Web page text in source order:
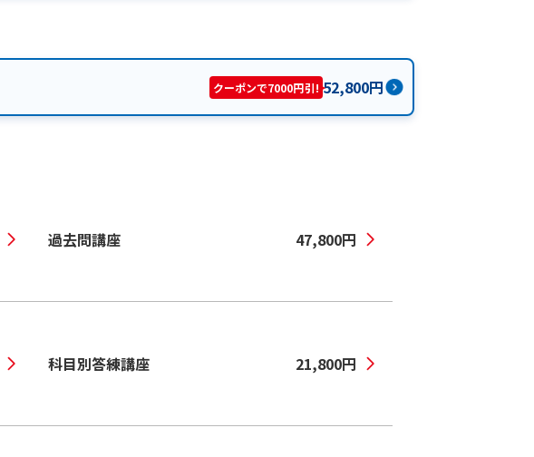
クーポンで7000円引! 52,800円
過去問講座 47,800円
科目別答練講座 21,800円